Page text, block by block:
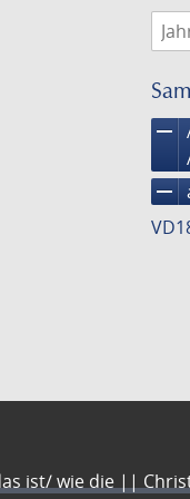
1768
remove
remove
ist/ wie die ||